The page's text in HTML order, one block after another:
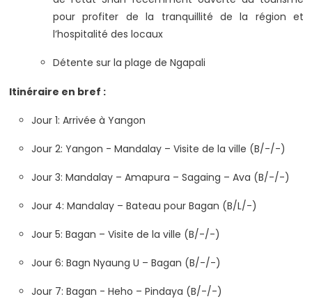
pour profiter de la tranquillité de la région et
l’hospitalité des locaux
Détente sur la plage de Ngapali
Itinéraire en bref :
Jour 1: Arrivée à Yangon
Jour 2: Yangon - Mandalay – Visite de la ville (B/-/-)
Jour 3: Mandalay – Amapura – Sagaing – Ava (B/-/-)
Jour 4: Mandalay – Bateau pour Bagan (B/L/-)
Jour 5: Bagan – Visite de la ville (B/-/-)
Jour 6: Bagn Nyaung U – Bagan (B/-/-)
Jour 7: Bagan - Heho – Pindaya (B/-/-)